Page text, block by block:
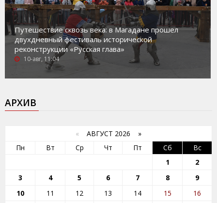
Путешествие сквозь века: в Магадане прошел
двухдневный фестиваль исторической
реконструкции «Русская глава»
10-авг, 11:04
АРХИВ
« АВГУСТ 2026 »
Пн
Вт Ср Чт Пт Сб
Вс
1
2
3
4 5 6 7 8
9
10
11 12 13 14 15
16